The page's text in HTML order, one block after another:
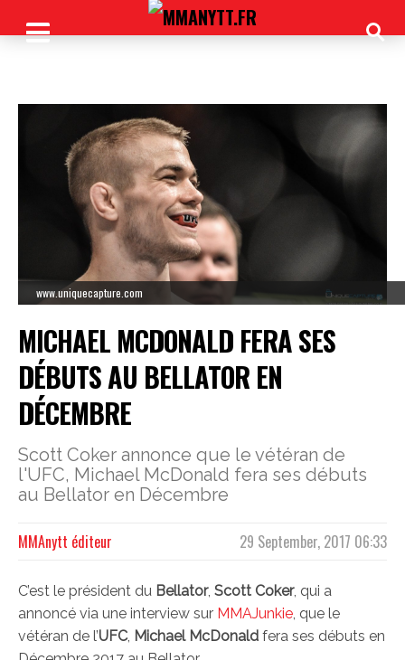
www.uniquecapture.com
MICHAEL MCDONALD FERA SES
DÉBUTS AU BELLATOR EN
DÉCEMBRE
Scott Coker annonce que le vétéran de
l'UFC, Michael McDonald fera ses débuts
au Bellator en Décembre
29 September, 2017 06:33
MMAnytt éditeur
C’est le président du Bellator, Scott Coker, qui a
annoncé via une interview sur MMAJunkie , que le
vétéran de l’UFC Michael McDonald fera ses débuts en